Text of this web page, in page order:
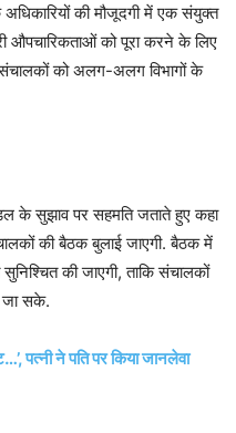
की मौजूदगी में एक संयुक्त
औपचारिकताओं को पूरा करने के लिए
को अलग-अलग विभागों के
के सुझाव पर सहमति जताते हुए कहा
की बैठक बुलाई जाएगी. बैठक में
की जाएगी, ताकि संचालकों
जा सके.
पत्नी ने पति पर किया जानलेवा